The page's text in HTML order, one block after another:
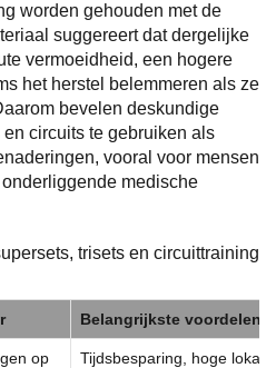
worden gehouden met de
suggereert dat dergelijke
vermoeidheid, een hogere
het herstel belemmeren als ze
bevelen deskundige
circuits te gebruiken als
vooral voor mensen
medische
trisets en circuittraining
Belangrijkste voordelen
op
Tijdsbesparing, hoge